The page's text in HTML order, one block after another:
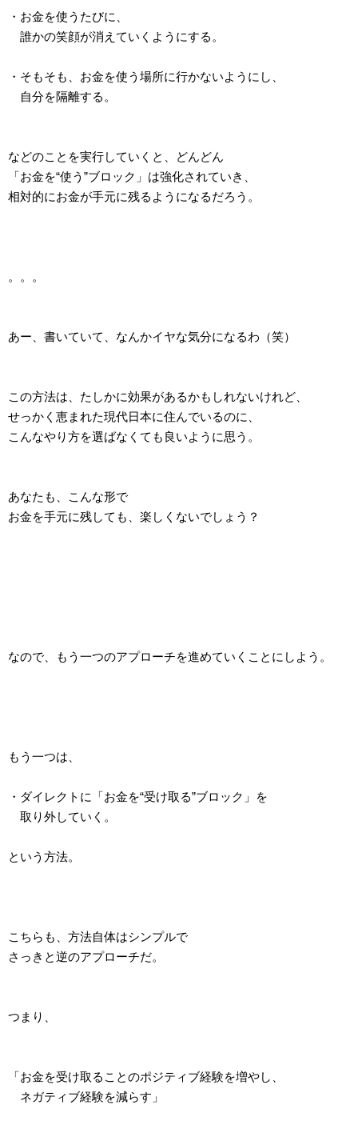
・お金を使うたびに、
誰かの笑顔が消えていくようにする。
・そもそも、お金を使う場所に行かないようにし、
自分を隔離する。
などのことを実行していくと、どんどん
「お金を“使う”ブロック」は強化されていき、
相対的にお金が手元に残るようになるだろう。
。。。
あー、書いていて、なんかイヤな気分になるわ（笑）
この方法は、たしかに効果があるかもしれないけれど、
せっかく恵まれた現代日本に住んでいるのに、
こんなやり方を選ばなくても良いように思う。
あなたも、こんな形で
お金を手元に残しても、楽しくないでしょう？
なので、もう一つのアプローチを進めていくことにしよう。
もう一つは、
・ダイレクトに「お金を“受け取る”ブロック」を
取り外していく。
という方法。
こちらも、方法自体はシンプルで
さっきと逆のアプローチだ。
つまり、
「お金を受け取ることのポジティブ経験を増やし、
ネガティブ経験を減らす」